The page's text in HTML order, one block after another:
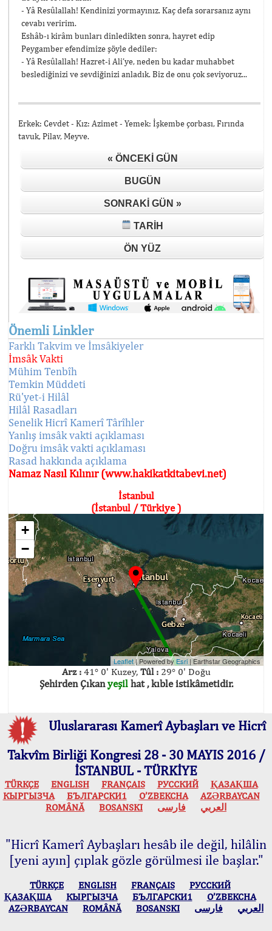
- Yâ Resûlallah! Kendinizi yormayınız. Kaç defa sorarsanız aynı
cevabı veririm.
Eshâb-ı kirâm bunları dinledikten sonra, hayret edip
Peygamber efendimize şöyle dediler:
- Yâ Resûlallah! Hazret-i Ali’ye, neden bu kadar muhabbet
beslediğinizi ve sevdiğinizi anladık. Biz de onu çok seviyoruz...
Erkek: Cevdet - Kız: Azimet - Yemek: İşkembe çorbası, Fırında
tavuk, Pilav, Meyve.
« ÖNCEKI GÜN
BUGÜN
SONRAKI GÜN »
TARIH
ÖN YÜZ
Önemli Linkler
Farklı Takvim ve İmsâkiyeler
İmsâk Vakti
Mühim Tenbîh
Temkin Müddeti
Rü'yet-i Hilâl
Hilâl Rasadları
Senelik Hicrî Kamerî Târîhler
Yanlış imsâk vakti açıklaması
Doğru imsâk vakti açıklaması
Rasad hakkında açıklama
Namaz Nasıl Kılınır (www.hakikatkitabevi.net)
İstanbul
(İstanbul / Türkiye )
+
−
Leaflet| Powered byEsri |Earthstar Geographics
Arz :41° 0' Kuzey, Tûl :29° 0' Doğu
Şehirden Çıkanyeşilhat , kıble istikâmetidir.
Uluslararası Kamerî Aybaşları ve Hicrî
Takvîm Birliği Kongresi 28 - 30 MAYIS 2016 /
İSTANBUL - TÜRKİYE
TÜRKÇE ENGLISH FRANÇAIS РУССКИЙ
ҚАЗАҚША
КЫPГЫЗЧA
БЪЛГАРСКИ1 O’ZBEKCHA
AZӘRBAYCAN
ROMÂNĂ
BOSANSKI العربي فارسی
"Hicrî Kamerî Aybaşları hesâb ile değil, hilâlin
[yeni ayın] çıplak gözle görülmesi ile başlar."
TÜRKÇE ENGLISH FRANÇAIS
РУССКИЙ
ҚАЗАҚША
КЫPГЫЗЧA БЪЛГАРСКИ1
O’ZBEKCHA
AZӘRBAYCAN
ROMÂNĂ BOSANSKI العربي فارسی